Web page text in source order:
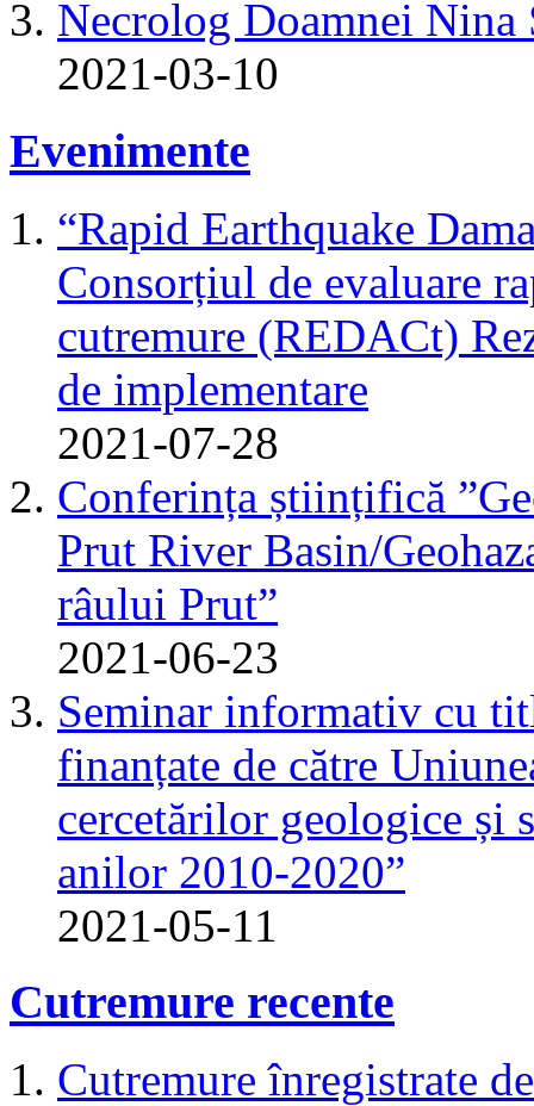
Necrolog Doamnei
2021-03-10
Evenimente
“Rapid Earthquake
Consorțiul de evaluare
cutremure (REDACt)
de implementare
2021-07-28
Conferința științifică
Prut River Basin/
râului Prut”
2021-06-23
Seminar informativ cu
finanțate de către
cercetărilor geologice și
anilor 2010-2020”
2021-05-11
Cutremure recente
Cutremure înregistrate